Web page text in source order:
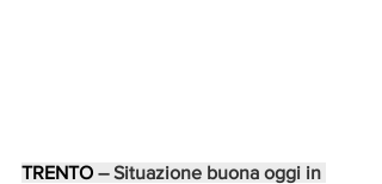
TRENTO – Situazione buona oggi in